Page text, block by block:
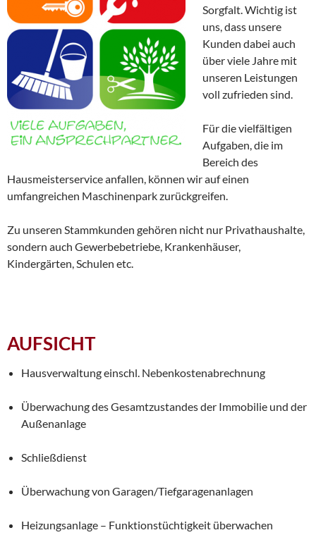
Sorgfalt. Wichtig ist
uns, dass unsere
Kunden dabei auch
über viele Jahre mit
unseren Leistungen
voll zufrieden sind.
Für die vielfältigen
Aufgaben, die im
Bereich des
Hausmeisterservice anfallen, können wir auf einen
umfangreichen Maschinenpark zurückgreifen.
Zu unseren Stammkunden gehören nicht nur Privathaushalte,
sondern auch Gewerbebetriebe, Krankenhäuser,
Kindergärten, Schulen etc.
AUFSICHT
Hausverwaltung einschl. Nebenkostenabrechnung
Überwachung des Gesamtzustandes der Immobilie und der
Außenanlage
Schließdienst
Überwachung von Garagen/Tiefgaragenanlagen
Heizungsanlage – Funktionstüchtigkeit überwachen